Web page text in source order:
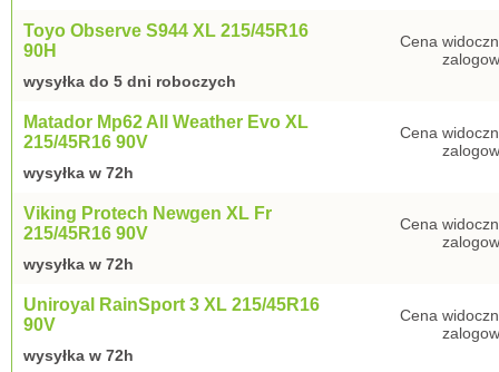
Toyo Observe S944 XL 215/45R16
90H
wysyłka do 5 dni roboczych
Cena
Matador Mp62 All Weather Evo XL
215/45R16 90V
wysyłka w 72h
Cena
Viking Protech Newgen XL Fr
215/45R16 90V
wysyłka w 72h
Cena
Uniroyal RainSport 3 XL 215/45R16
90V
wysyłka w 72h
Cena